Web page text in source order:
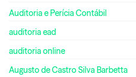
Auditoria e Perícia Contábil
auditoria ead
auditoria online
Augusto de Castro Silva Barbetta